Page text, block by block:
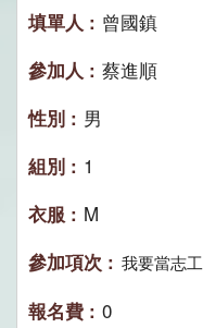
曾國鎮
蔡進順
男
1
M
我要當志工
0